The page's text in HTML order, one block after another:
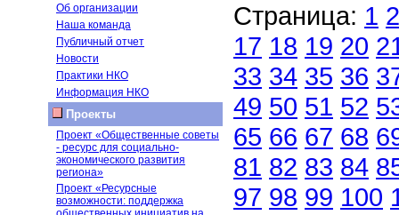
Об организации
Наша команда
Публичный отчет
Новости
Практики НКО
Информация НКО
Проекты
Проект «Общественные советы
- ресурс для социально-
экономического развития
региона»
Проект «Ресурсные
возможности: поддержка
Страница: 1 2
17 18 19 20
33 34 35 36
49 50 51 52
65 66 67 68
81 82 83 84
97 98 99 100